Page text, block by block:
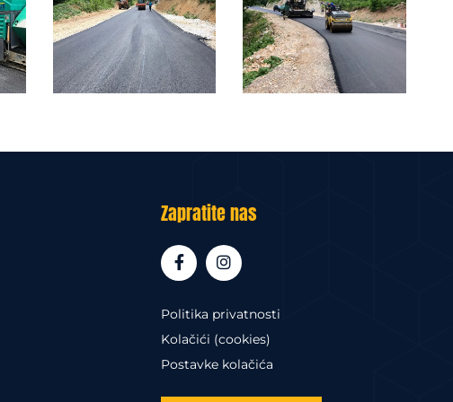
Zapratite nas
Politika privatnosti
Kolačići (cookies)
Postavke kolačića